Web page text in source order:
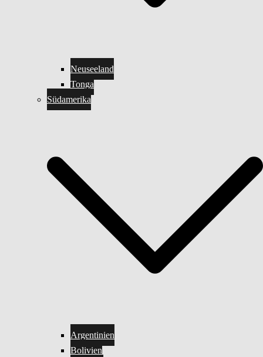
Neuseeland
Tonga
Südamerika
Argentinien
Bolivien